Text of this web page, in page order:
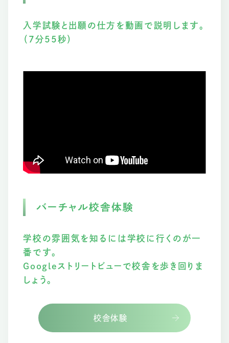
入学試験と出願の仕方を動画で説明します。
（7分55秒）
バーチャル校舎体験
学校の雰囲気を知るには学校に行くのが一
番です。
Googleストリートビューで校舎を歩き回りま
しょう。
校舎体験